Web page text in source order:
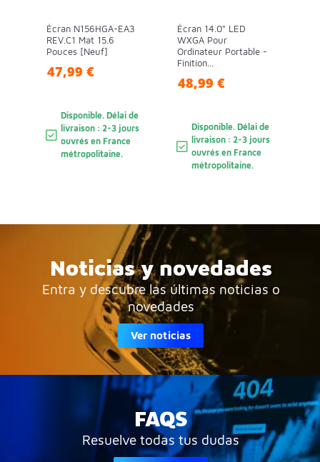
Écran N156HGA-EA3
REV.C1 Mat 15.6
Pouces [Neuf]
47,99 €
Disponible. Délai de
livraison : 2-3 jours
ouvrés en France
métropolitaine.
Écran 14.0" LED
WXGA Pour
Ordinateur Portable -
Finition...
48,99 €
Disponible. Délai de
livraison : 2-3 jours
ouvrés en France
métropolitaine.
Noticias y novedades
Entra y descubre las últimas noticias o
novedades
Ver noticias
FAQS
Resuelve todas tus dudas